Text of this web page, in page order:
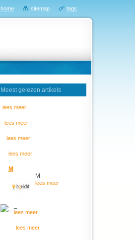
home sitemap tags
Meest gelezen artikels
lees meer
lees meer
lees meer
lees meer
M
M
lees meer
lees meer
lees meer